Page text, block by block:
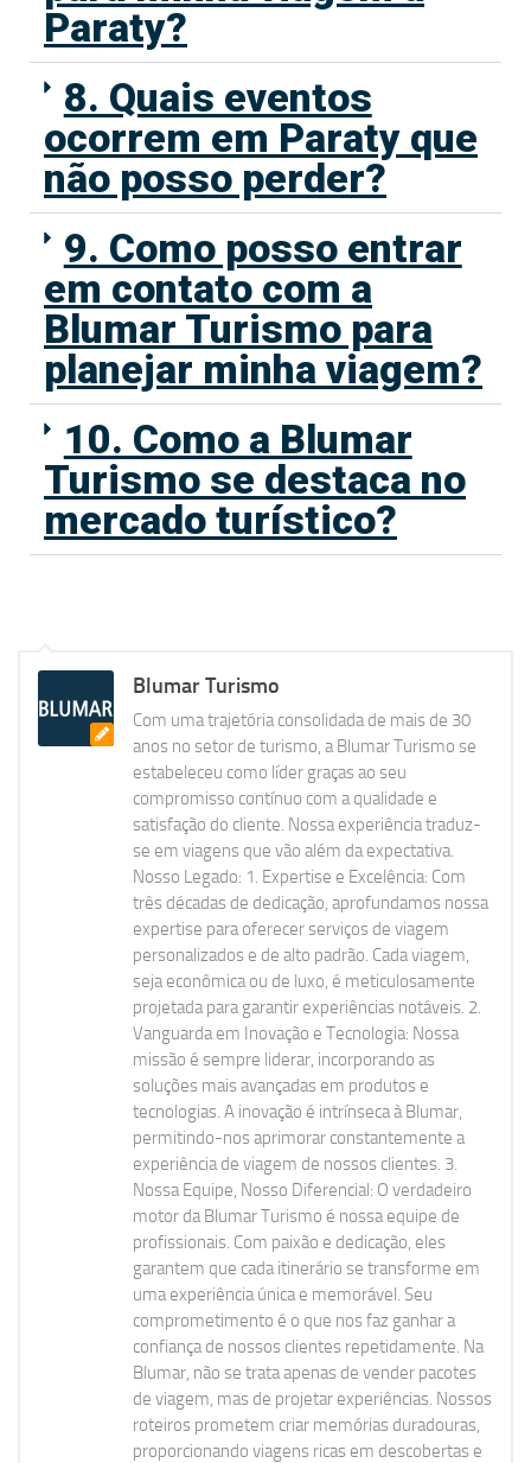
Paraty?
8. Quais eventos
ocorrem em Paraty que
não posso perder?
9. Como posso entrar
em contato com a
Blumar Turismo para
planejar minha viagem?
10. Como a Blumar
Turismo se destaca no
mercado turístico?
Blumar Turismo
Com uma trajetória consolidada de mais de 30
anos no setor de turismo, a Blumar Turismo se
estabeleceu como líder graças ao seu
compromisso contínuo com a qualidade e
satisfação do cliente. Nossa experiência traduz-
se em viagens que vão além da expectativa.
Nosso Legado: 1. Expertise e Excelência: Com
três décadas de dedicação, aprofundamos nossa
expertise para oferecer serviços de viagem
personalizados e de alto padrão. Cada viagem,
seja econômica ou de luxo, é meticulosamente
projetada para garantir experiências notáveis. 2.
Vanguarda em Inovação e Tecnologia: Nossa
missão é sempre liderar, incorporando as
soluções mais avançadas em produtos e
tecnologias. A inovação é intrínseca à Blumar,
permitindo-nos aprimorar constantemente a
experiência de viagem de nossos clientes. 3.
Nossa Equipe, Nosso Diferencial: O verdadeiro
motor da Blumar Turismo é nossa equipe de
profissionais. Com paixão e dedicação, eles
garantem que cada itinerário se transforme em
uma experiência única e memorável. Seu
comprometimento é o que nos faz ganhar a
confiança de nossos clientes repetidamente. Na
Blumar, não se trata apenas de vender pacotes
de viagem, mas de projetar experiências. Nossos
roteiros prometem criar memórias duradouras,
proporcionando viagens ricas em descobertas e